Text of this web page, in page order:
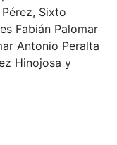
Sixto
Fabián Palomar
Antonio Peralta
Hinojosa y